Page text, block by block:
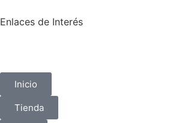
Enlaces de Interés
Inicio
Tienda